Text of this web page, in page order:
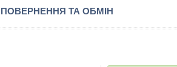
ПОВЕРНЕННЯ ТА ОБМІН